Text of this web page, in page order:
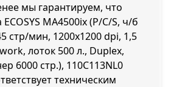
мы гарантируем, что
MA4500ix (P/C/S, ч/б
стр/мин, 1200x1200 dpi, 1,5
лоток 500 л., Duplex,
6000 стр.), 110C113NL0
техническим